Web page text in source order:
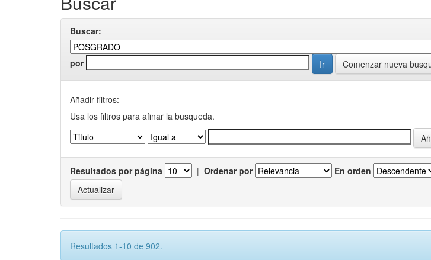
Buscar:
por Comenzar nueva
Añadir filtros:
Usa los filtros para afinar la busqueda.
Resultados por página | Ordenar por En orden
Resultados 1-10 de 902.